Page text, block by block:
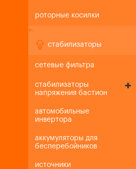
роторные косилки
+-
стабилизаторы
сетевые фильтра
стабилизаторы
напряжения бастион
автомобильные
инвертора
аккумуляторы для
бесперебойников
источники